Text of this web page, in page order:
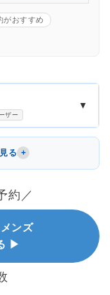
がおすすめ
ザー
▼
る
約／
ンズ
▶